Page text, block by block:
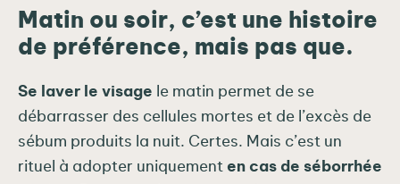
Matin ou soir, c’est une histoire
de préférence, mais pas que.
Se laver le visage le matin permet de se
débarrasser des cellules mortes et de l’excès de
sébum produits la nuit. Certes. Mais c’est un
rituel à adopter uniquement en cas de séborrhée